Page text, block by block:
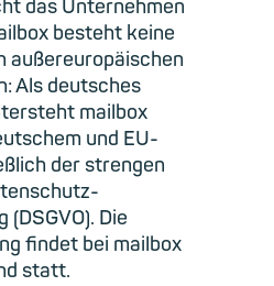
das Unternehmen
besteht keine
außereuropäischen
Als deutsches
mailbox
und EU-
der strengen
(DSGVO). Die
findet bei mailbox
statt.